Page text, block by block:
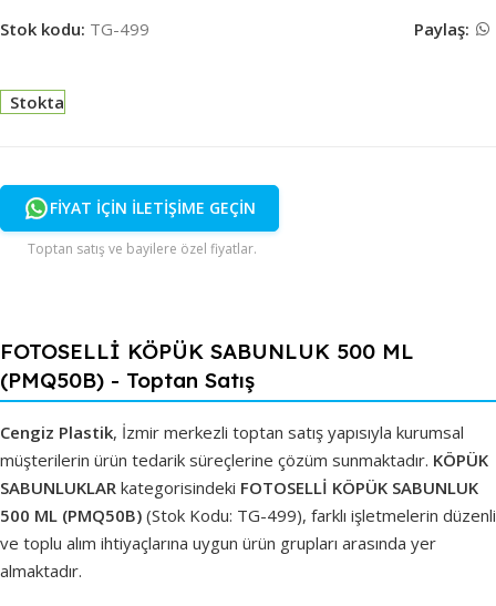
Stok kodu: TG-499 Paylaş:
Stokta
FİYAT İÇİN İLETİŞİME GEÇİN
Toptan satış ve bayilere özel fiyatlar.
FOTOSELLİ KÖPÜK SABUNLUK 500 ML
(PMQ50B) - Toptan Satış
Cengiz Plastik, İzmir merkezli toptan satış yapısıyla kurumsal
müşterilerin ürün tedarik süreçlerine çözüm sunmaktadır. KÖPÜK
SABUNLUKLAR kategorisindeki FOTOSELLİ KÖPÜK SABUNLUK
500 ML (PMQ50B) (Stok Kodu: TG-499), farklı işletmelerin düzenli
ve toplu alım ihtiyaçlarına uygun ürün grupları arasında yer
almaktadır.